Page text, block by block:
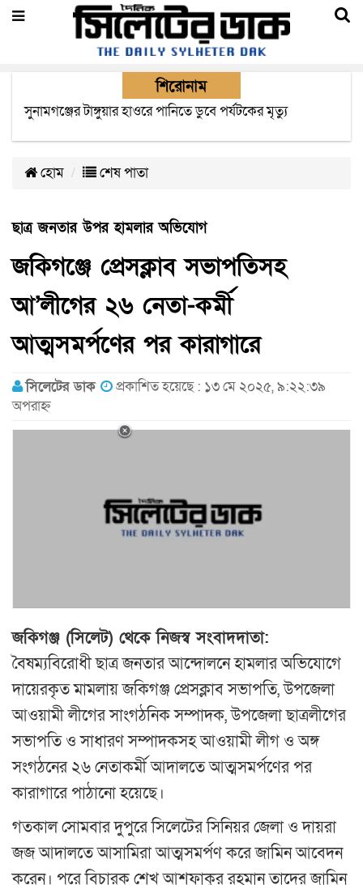
শিরোনাম
সিলেটে যাত্রীবাহী দুই বাসের সংঘর্ষে নিহত বেড়ে ৯
হোম শেষ পাতা
ছাত্র জনতার উপর হামলার অভিযোগ
জকিগঞ্জে প্রেসক্লাব সভাপতিসহ
আ’লীগের ২৬ নেতা-কর্মী
আত্মসমর্পণের পর কারাগারে
সিলেটের ডাক
প্রকাশিত হয়েছে : ১৩ মে ২০২৫, ৯:২২:৩৯
অপরাহ্ন
জকিগঞ্জ (সিলেট) থেকে নিজস্ব সংবাদদাতা:
বৈষম্যবিরোধী ছাত্র জনতার আন্দোলনে হামলার অভিযোগে
দায়েরকৃত মামলায় জকিগঞ্জ প্রেসক্লাব সভাপতি, উপজেলা
আওয়ামী লীগের সাংগঠনিক সম্পাদক, উপজেলা ছাত্রলীগের
সভাপতি ও সাধারণ সম্পাদকসহ আওয়ামী লীগ ও অঙ্গ
সংগঠনের ২৬ নেতাকর্মী আদালতে আত্মসমর্পণের পর
কারাগারে পাঠানো হয়েছে।
গতকাল সোমবার দুপুরে সিলেটের সিনিয়র জেলা ও দায়রা
জজ আদালতে আসামিরা আত্মসমর্পণ করে জামিন আবেদন
করেন। পরে বিচারক শেখ আশফাকুর রহমান তাদের জামিন